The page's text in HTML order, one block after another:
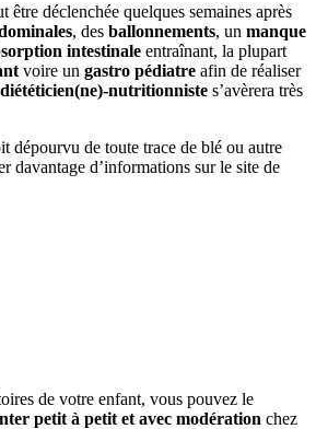
être déclenchée quelques semaines après
, des ballonnements, un manque
intestinale entraînant, la plupart
voire un gastro pédiatre afin de réaliser
diététicien(ne)-nutritionniste s’avèrera très
dépourvu de toute trace de blé ou autre
davantage d’informations sur le site de
de votre enfant, vous pouvez le
petit à petit et avec modération chez